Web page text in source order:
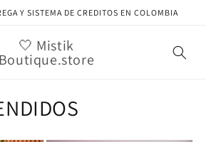
Y SISTEMA DE CREDITOS EN COLOMBIA
🤍 Mistik
Boutique.store